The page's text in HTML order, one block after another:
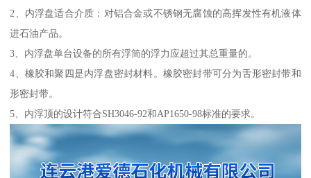
2、内浮盘适合介质：对铝合金或不锈钢无腐蚀的高挥发性有机液体
进石油产品。
3、内浮盘单台设备的所有浮筒的浮力应超过其总重量的。
4、橡胶和聚四是内浮盘密封材料。橡胶密封带可分为舌形密封带和
形密封带。
5、内浮顶的设计符合SH3046-92和AP1650-98标准的要求。